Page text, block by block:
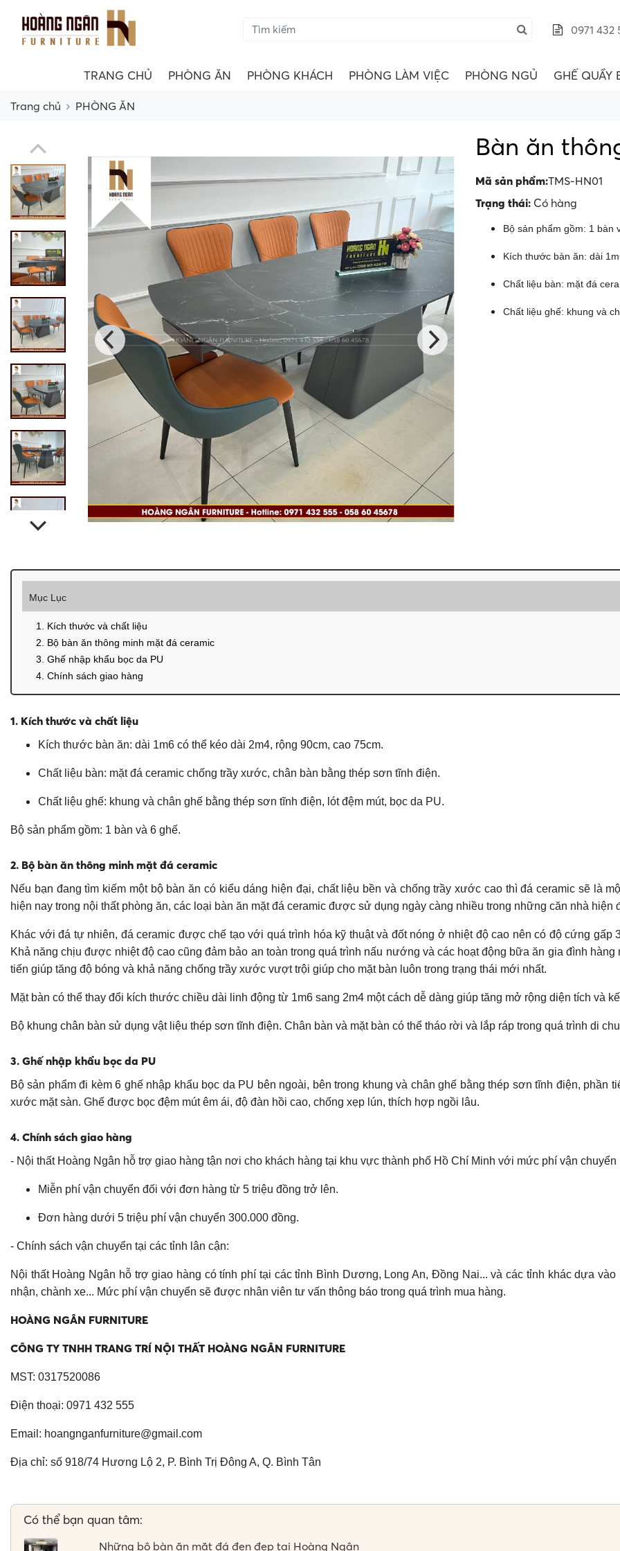
0971 432
TRANG CHỦ PHÒNG ĂN PHÒNG KHÁCH PHÒNG LÀM VIỆC PHÒNG NGỦ GHẾ QUẦY
Trang chủ PHÒNG ĂN
Bàn ăn
Mã sản phẩm:TMS-HN01
Trạng thái: Có hàng
Bộ sản phẩm gồm: 1 bàn
Kích thước bàn ăn: dài
Chất liệu bàn: mặt đá
Chất liệu ghế: khung và
Mục Lục
1. Kích thước và chất liệu
2. Bộ bàn ăn thông minh mặt đá ceramic
3. Ghế nhập khẩu bọc da PU
4. Chính sách giao hàng
1. Kích thước và chất liệu
Kích thước bàn ăn: dài 1m6 có thể kéo dài 2m4, rộng 90cm, cao 75cm.
Chất liệu bàn: mặt đá ceramic chống trầy xước, chân bàn bằng thép sơn tĩnh điện.
Chất liệu ghế: khung và chân ghế bằng thép sơn tĩnh điện, lót đệm mút, bọc da PU.
Bộ sản phẩm gồm: 1 bàn và 6 ghế.
2. Bộ bàn ăn thông minh mặt đá ceramic
Nếu bạn đang tìm kiếm một bộ bàn ăn có kiểu dáng hiện đại, chất liệu bền và chống trầy xước cao thì đá ceramic sẽ là
hiện nay trong nội thất phòng ăn, các loại bàn ăn mặt đá ceramic được sử dụng ngày càng nhiều trong những căn nhà hiện
Khác với đá tự nhiên, đá ceramic được chế tạo với quá trình hóa kỹ thuật và đốt nóng ở nhiệt độ cao nên có độ cứng
Khả năng chịu được nhiệt độ cao cũng đảm bảo an toàn trong quá trình nấu nướng và các hoạt động bữa ăn gia đình
tiến giúp tăng độ bóng và khả năng chống trầy xước vượt trội giúp cho mặt bàn luôn trong trạng thái mới nhất.
Mặt bàn có thể thay đổi kích thước chiều dài linh động từ 1m6 sang 2m4 một cách dễ dàng giúp tăng mở rộng diện tích và
Bộ khung chân bàn sử dụng vật liệu thép sơn tĩnh điện. Chân bàn và mặt bàn có thể tháo rời và lắp ráp trong quá trình di
3. Ghế nhập khẩu bọc da PU
Bộ sản phẩm đi kèm 6 ghế nhập khẩu bọc da PU bên ngoài, bên trong khung và chân ghế bằng thép sơn tĩnh điện, phần
xước mặt sàn. Ghế được bọc đệm mút êm ái, độ đàn hồi cao, chống xẹp lún, thích hợp ngồi lâu.
4. Chính sách giao hàng
- Nội thất Hoàng Ngân hỗ trợ giao hàng tận nơi cho khách hàng tại khu vực thành phố Hồ Chí Minh với mức phí vận chuyển
Miễn phí vận chuyển đối với đơn hàng từ 5 triệu đồng trở lên.
Đơn hàng dưới 5 triệu phí vận chuyển 300.000 đồng.
- Chính sách vận chuyển tại các tỉnh lân cận:
Nội thất Hoàng Ngân hỗ trợ giao hàng có tính phí tại các tỉnh Bình Dương, Long An, Đồng Nai... và các tỉnh khác dựa
nhận, chành xe... Mức phí vận chuyển sẽ được nhân viên tư vấn thông báo trong quá trình mua hàng.
HOÀNG NGÂN FURNITURE
CÔNG TY TNHH TRANG TRÍ NỘI THẤT HOÀNG NGÂN FURNITURE
MST: 0317520086
Điện thoại: 0971 432 555
Email: hoangnganfurniture@gmail.com
Địa chỉ: số 918/74 Hương Lộ 2, P. Bình Trị Đông A, Q. Bình Tân
Có thể bạn quan tâm:
Những bộ bàn ăn mặt đá đen đẹp tại Hoàng Ngân